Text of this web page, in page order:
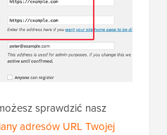
sprawdzić nasz
adresów URL Twojej